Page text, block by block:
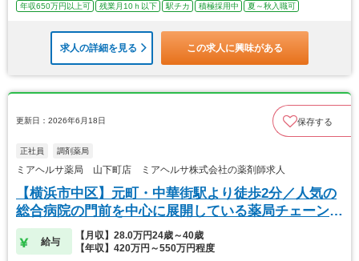
年収650万円以上可 残業月10ｈ以下 駅チカ 積極採用中 夏～秋入職可
求人の詳細を見る この求人に興味がある
更新日：2026年6月18日 保存する
正社員 調剤薬局
ミアヘルサ薬局 山下町店 ミアヘルサ株式会社の薬剤師求人
【横浜市中区】元町・中華街駅より徒歩2分／人気の
総合病院の門前を中心に展開している薬局チェーンで
す！
給与
【月収】28.0万円24歳～40歳
【年収】420万円～550万円程度